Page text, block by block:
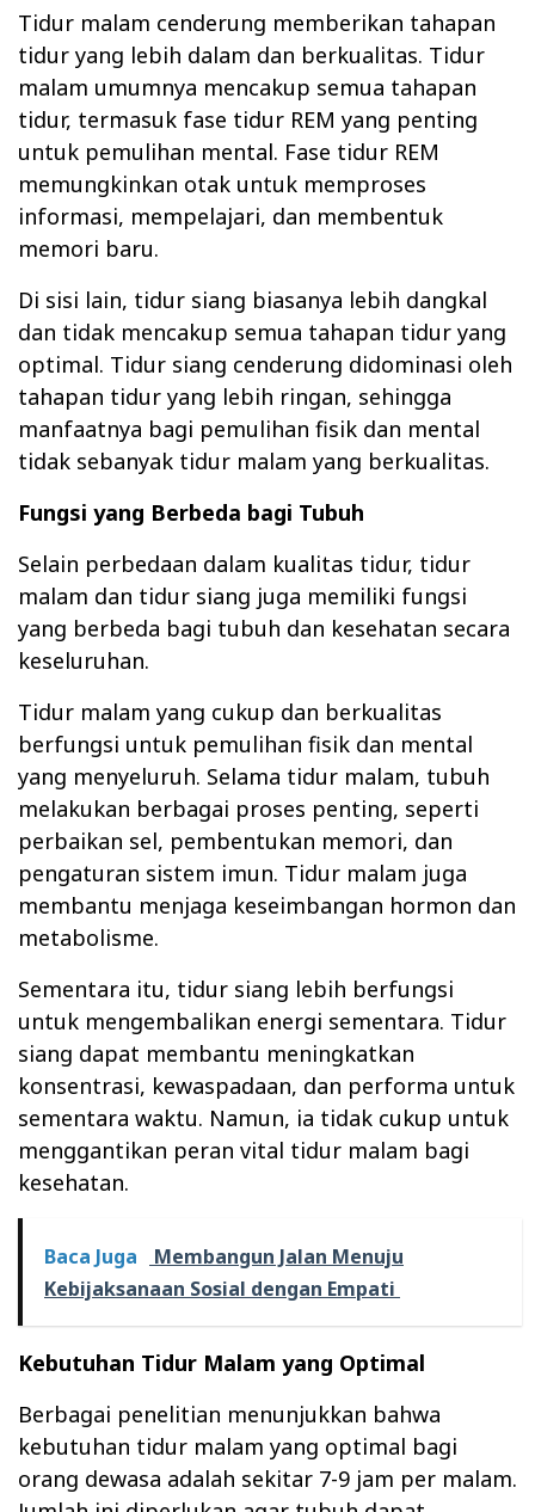
Tidur malam cenderung memberikan tahapan
tidur yang lebih dalam dan berkualitas. Tidur
malam umumnya mencakup semua tahapan
tidur, termasuk fase tidur REM yang penting
untuk pemulihan mental. Fase tidur REM
memungkinkan otak untuk memproses
informasi, mempelajari, dan membentuk
memori baru.
Di sisi lain, tidur siang biasanya lebih dangkal
dan tidak mencakup semua tahapan tidur yang
optimal. Tidur siang cenderung didominasi oleh
tahapan tidur yang lebih ringan, sehingga
manfaatnya bagi pemulihan fisik dan mental
tidak sebanyak tidur malam yang berkualitas.
Fungsi yang Berbeda bagi Tubuh
Selain perbedaan dalam kualitas tidur, tidur
malam dan tidur siang juga memiliki fungsi
yang berbeda bagi tubuh dan kesehatan secara
keseluruhan.
Tidur malam yang cukup dan berkualitas
berfungsi untuk pemulihan fisik dan mental
yang menyeluruh. Selama tidur malam, tubuh
melakukan berbagai proses penting, seperti
perbaikan sel, pembentukan memori, dan
pengaturan sistem imun. Tidur malam juga
membantu menjaga keseimbangan hormon dan
metabolisme.
Sementara itu, tidur siang lebih berfungsi
untuk mengembalikan energi sementara. Tidur
siang dapat membantu meningkatkan
konsentrasi, kewaspadaan, dan performa untuk
sementara waktu. Namun, ia tidak cukup untuk
menggantikan peran vital tidur malam bagi
kesehatan.
Baca Juga
Membangun Jalan Menuju
Kebijaksanaan Sosial dengan Empati
Kebutuhan Tidur Malam yang Optimal
Berbagai penelitian menunjukkan bahwa
kebutuhan tidur malam yang optimal bagi
orang dewasa adalah sekitar 7-9 jam per malam.